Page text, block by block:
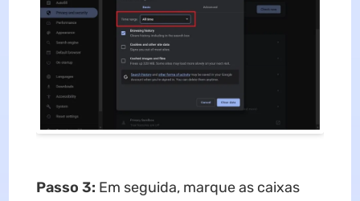
Passo 3: Em seguida, marque as caixas